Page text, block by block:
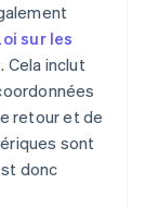
sur les
. Cela inclut
retour et de
sont
donc